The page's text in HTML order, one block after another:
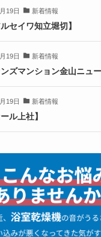
19日 新着情報
ルセイワ知立堀切】
19日 新着情報
ンズマンション金山ニュー
19日 新着情報
ル上社】